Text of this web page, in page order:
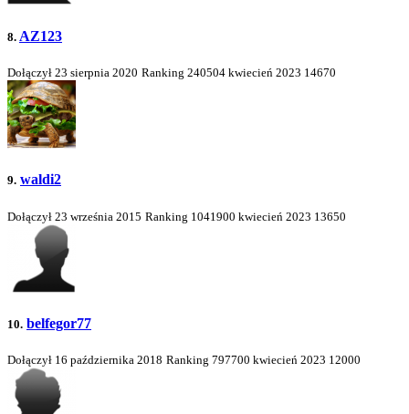
8. AZ123
Dołączył 23 sierpnia 2020 Ranking 240504 kwiecień 2023 14670
9. waldi2
Dołączył 23 września 2015 Ranking 1041900 kwiecień 2023 13650
10. belfegor77
Dołączył 16 października 2018 Ranking 797700 kwiecień 2023 12000